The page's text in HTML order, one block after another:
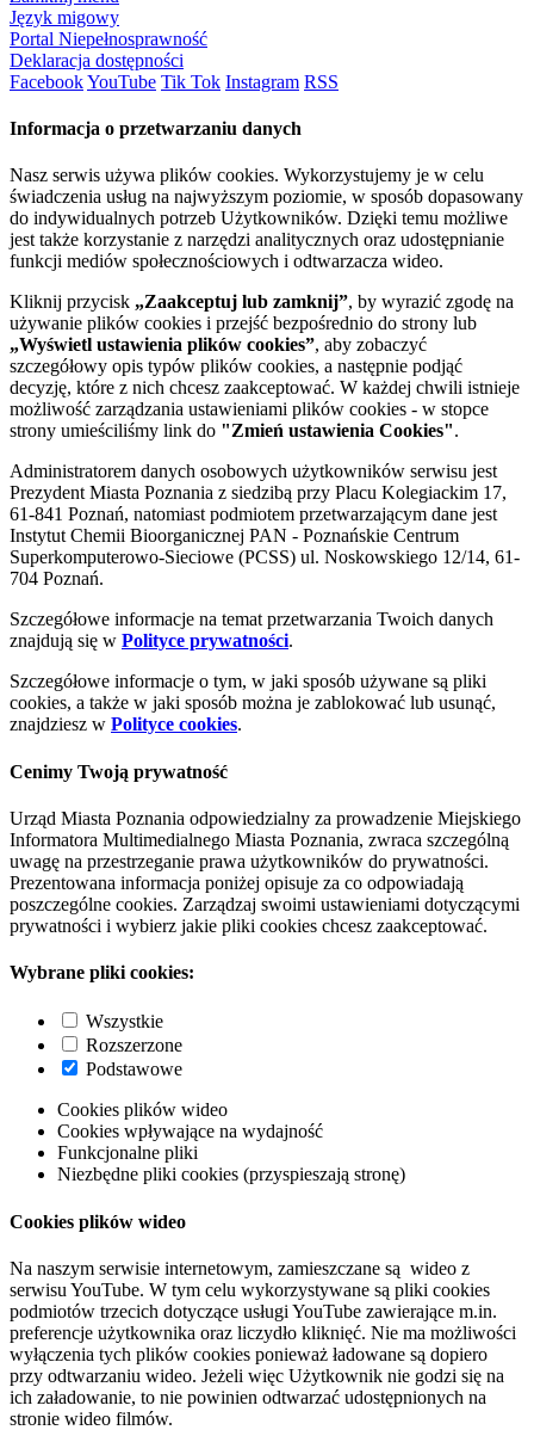
Język migowy
Portal Niepełnosprawność
Deklaracja dostępności
FacebookYouTube Tik Tok Instagram RSS
Informacja o przetwarzaniu danych
Nasz serwis używa plików cookies. Wykorzystujemy je w celu
świadczenia usług na najwyższym poziomie, w sposób dopasowany
do indywidualnych potrzeb Użytkowników. Dzięki temu możliwe
jest także korzystanie z narzędzi analitycznych oraz udostępnianie
funkcji mediów społecznościowych i odtwarzacza wideo.
Kliknij przycisk „Zaakceptuj lub zamknij”, by wyrazić zgodę na
używanie plików cookies i przejść bezpośrednio do strony lub
„Wyświetl ustawienia plików cookies”, aby zobaczyć
szczegółowy opis typów plików cookies, a następnie podjąć
decyzję, które z nich chcesz zaakceptować. W każdej chwili istnieje
możliwość zarządzania ustawieniami plików cookies - w stopce
strony umieściliśmy link do "Zmień ustawienia Cookies".
Administratorem danych osobowych użytkowników serwisu jest
Prezydent Miasta Poznania z siedzibą przy Placu Kolegiackim 17,
61-841 Poznań, natomiast podmiotem przetwarzającym dane jest
Instytut Chemii Bioorganicznej PAN - Poznańskie Centrum
Superkomputerowo-Sieciowe (PCSS) ul. Noskowskiego 12/14, 61-
704 Poznań.
Szczegółowe informacje na temat przetwarzania Twoich danych
znajdują się w Polityce prywatności.
Szczegółowe informacje o tym, w jaki sposób używane są pliki
cookies, a także w jaki sposób można je zablokować lub usunąć,
znajdziesz w Polityce cookies.
Cenimy Twoją prywatność
Urząd Miasta Poznania odpowiedzialny za prowadzenie Miejskiego
Informatora Multimedialnego Miasta Poznania, zwraca szczególną
uwagę na przestrzeganie prawa użytkowników do prywatności.
Prezentowana informacja poniżej opisuje za co odpowiadają
poszczególne cookies. Zarządzaj swoimi ustawieniami dotyczącymi
prywatności i wybierz jakie pliki cookies chcesz zaakceptować.
Wybrane pliki cookies:
Wszystkie
Rozszerzone
Podstawowe
Cookies plików wideo
Cookies wpływające na wydajność
Funkcjonalne pliki
Niezbędne pliki cookies (przyspieszają stronę)
Cookies plików wideo
Na naszym serwisie internetowym, zamieszczane są wideo z
serwisu YouTube. W tym celu wykorzystywane są pliki cookies
podmiotów trzecich dotyczące usługi YouTube zawierające m.in.
preferencje użytkownika oraz liczydło kliknięć. Nie ma możliwości
wyłączenia tych plików cookies ponieważ ładowane są dopiero
przy odtwarzaniu wideo. Jeżeli więc Użytkownik nie godzi się na
ich załadowanie, to nie powinien odtwarzać udostępnionych na
stronie wideo filmów.